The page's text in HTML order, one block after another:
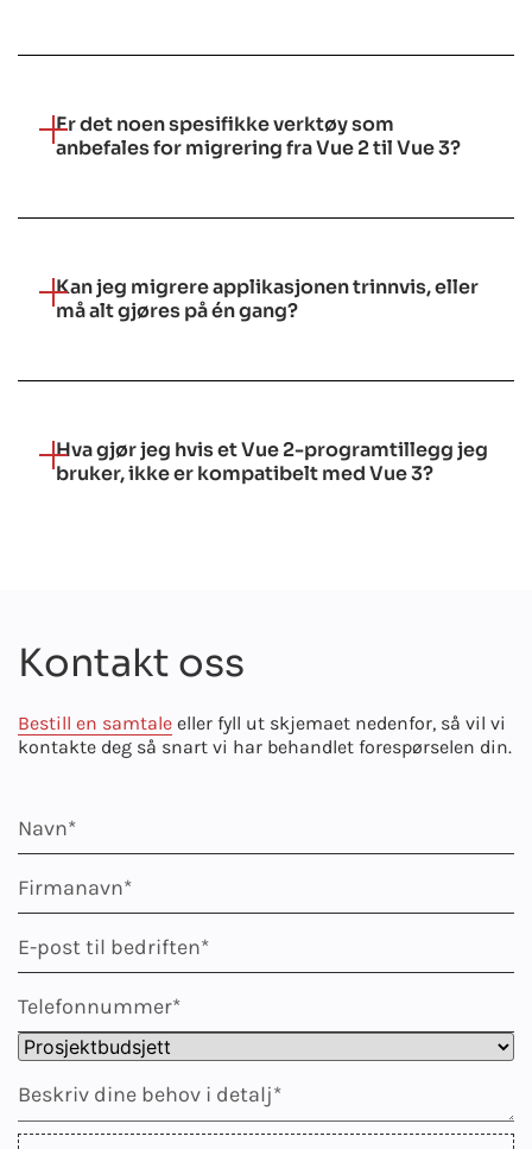
Er det noen spesifikke verktøy som
anbefales for migrering fra Vue 2 til Vue 3?
Kan jeg migrere applikasjonen trinnvis, eller
må alt gjøres på én gang?
Hva gjør jeg hvis et Vue 2-programtillegg jeg
bruker, ikke er kompatibelt med Vue 3?
Kontakt oss
Bestill en samtale eller fyll ut skjemaet nedenfor, så vil vi
kontakte deg så snart vi har behandlet forespørselen din.